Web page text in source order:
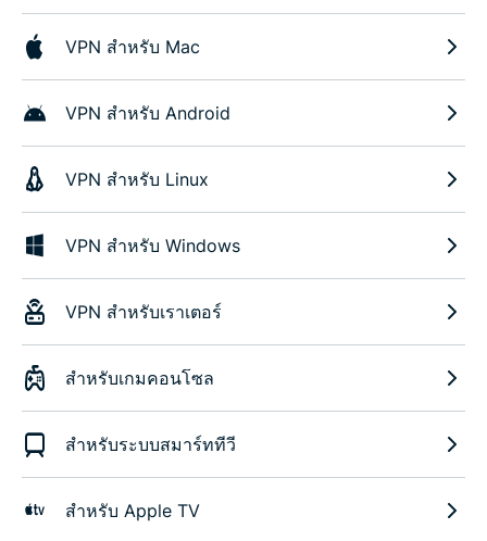
VPN สำหรับ Mac
VPN สำหรับ Android
VPN สำหรับ Linux
VPN สำหรับ Windows
VPN สำหรับเราเตอร์
สำหรับเกมคอนโซล
สำหรับระบบสมาร์ททีวี
สำหรับ Apple TV